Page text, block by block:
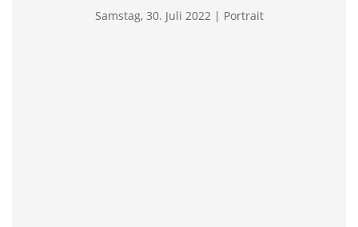
Samstag, 30. Juli 2022| Portrait